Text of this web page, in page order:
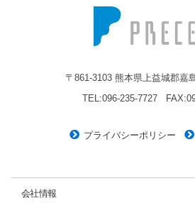
〒861-3103 熊本県上益城郡嘉
TEL:096-235-7727
プライバシーポリシー
会社情報